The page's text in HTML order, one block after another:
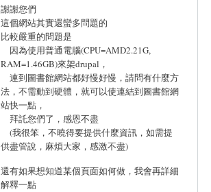
謝謝您們
這個網站其實還蠻多問題的
比較嚴重的問題是
因為使用普通電腦(CPU=AMD2.21G,
RAM=1.46GB)來架drupal，
連到圖書館網站都好慢好慢，請問有什麼方
法，不需動到硬體，就可以使連結到圖書館網
站快一點，
拜託您們了，感恩不盡
(我很笨，不曉得要提供什麼資訊，如需提
供盡管說，麻煩大家，感激不盡)
還有如果想知道某個頁面如何做，我會再詳細
解釋一點